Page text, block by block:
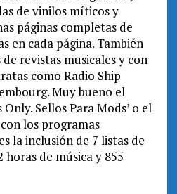
de vinilos míticos y
páginas completas de
en cada página. También
revistas musicales y con
como Radio Ship
Muy bueno el
Sellos Para Mods’ o el
los programas
la inclusión de 7 listas de
horas de música y 855